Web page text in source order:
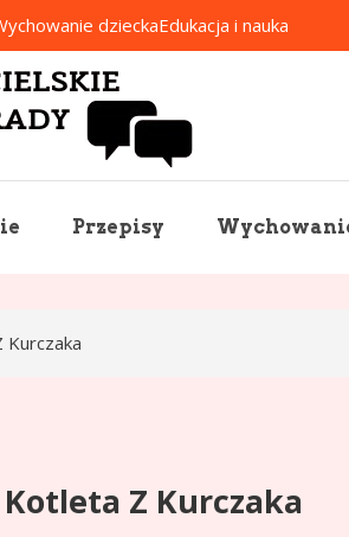
dzieckaEdukacja i nauka
Porady
Przepisy
Z Kurczaka